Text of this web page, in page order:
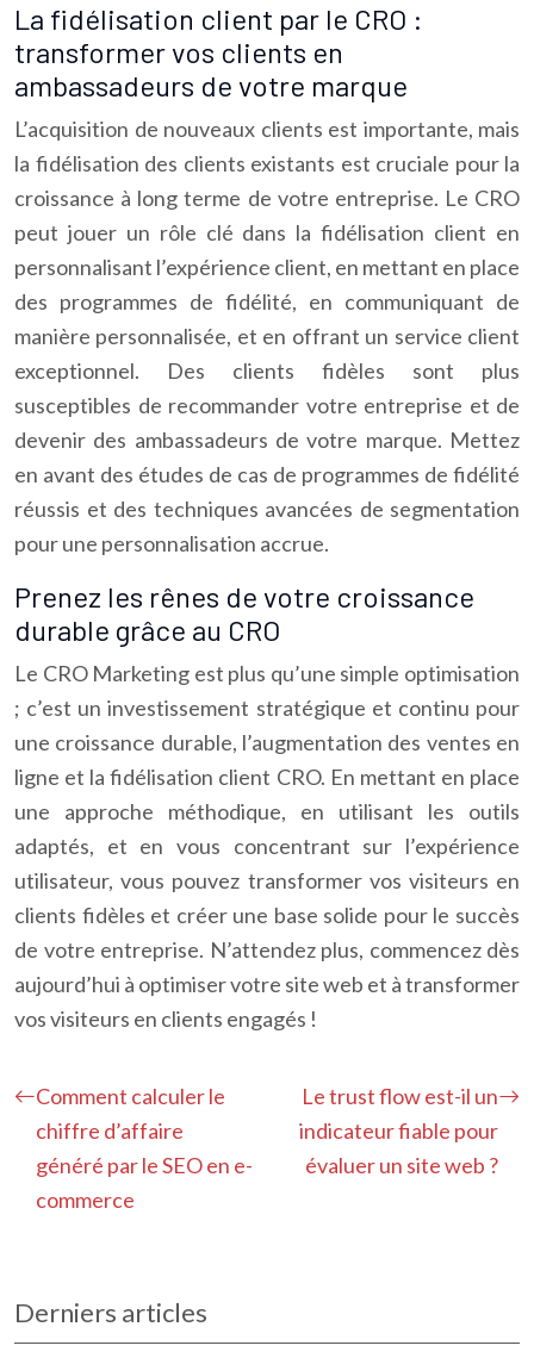
La fidélisation client par le CRO :
transformer vos clients en
ambassadeurs de votre marque
L’acquisition de nouveaux clients est importante, mais
la fidélisation des clients existants est cruciale pour la
croissance à long terme de votre entreprise. Le CRO
peut jouer un rôle clé dans la fidélisation client en
personnalisant l’expérience client, en mettant en place
des programmes de fidélité, en communiquant de
manière personnalisée, et en offrant un service client
exceptionnel. Des clients fidèles sont plus
susceptibles de recommander votre entreprise et de
devenir des ambassadeurs de votre marque. Mettez
en avant des études de cas de programmes de fidélité
réussis et des techniques avancées de segmentation
pour une personnalisation accrue.
Prenez les rênes de votre croissance
durable grâce au CRO
Le CRO Marketing est plus qu’une simple optimisation
; c’est un investissement stratégique et continu pour
une croissance durable, l’augmentation des ventes en
ligne et la fidélisation client CRO. En mettant en place
une approche méthodique, en utilisant les outils
adaptés, et en vous concentrant sur l’expérience
utilisateur, vous pouvez transformer vos visiteurs en
clients fidèles et créer une base solide pour le succès
de votre entreprise. N’attendez plus, commencez dès
aujourd’hui à optimiser votre site web et à transformer
vos visiteurs en clients engagés !
Comment calculer le
chiffre d’affaire
généré par le SEO en e-
commerce
Le trust flow est-il un
indicateur fiable pour
évaluer un site web ?
Derniers articles